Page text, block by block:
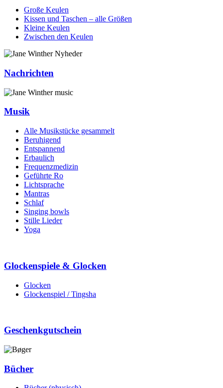
Große Keulen
Kissen und Taschen – alle Größen
Kleine Keulen
Zwischen den Keulen
Nachrichten
Musik
Alle Musikstücke gesammelt
Beruhigend
Entspannend
Erbaulich
Frequenzmedizin
Geführte Ro
Lichtsprache
Mantras
Schlaf
Singing bowls
Stille Lieder
Yoga
Glockenspiele & Glocken
Glocken
Glockenspiel / Tingsha
Geschenkgutschein
Bücher